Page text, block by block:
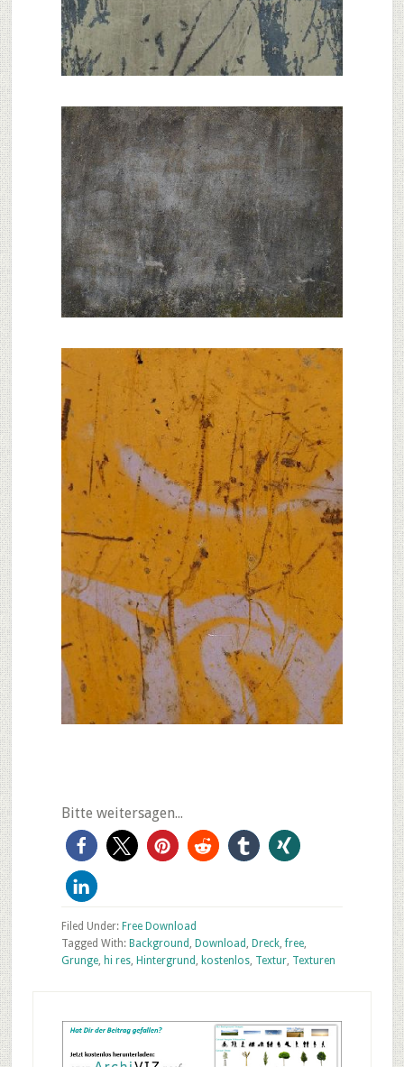
Bitte weitersagen...
Filed Under: Free Download
Tagged With: Background Download Dreck,free,
Grunge, hi res, Hintergrund kostenlos, Textur, Texturen